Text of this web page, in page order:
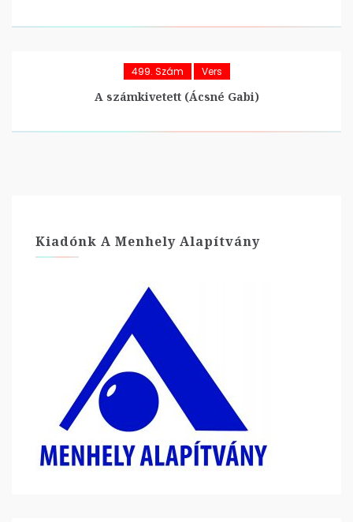
499. Szám Vers
A számkivetett (Ácsné Gabi)
Kiadónk A Menhely Alapítvány